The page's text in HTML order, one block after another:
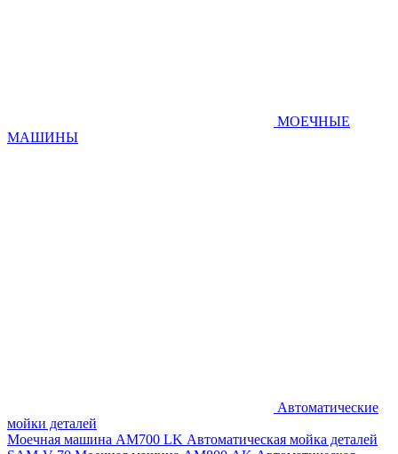
МОЕЧНЫЕ
МАШИНЫ
Автоматические
мойки деталей
Моечная машина AM700 LK Автоматическая мойка деталей